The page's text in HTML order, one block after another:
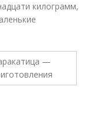
килограмм,